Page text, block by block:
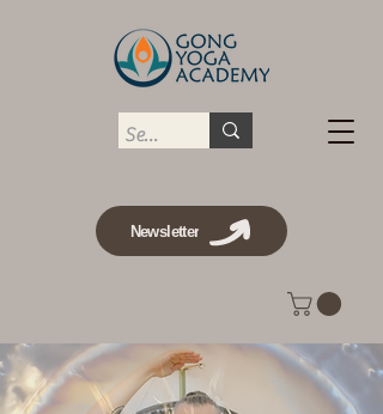
Newsletter